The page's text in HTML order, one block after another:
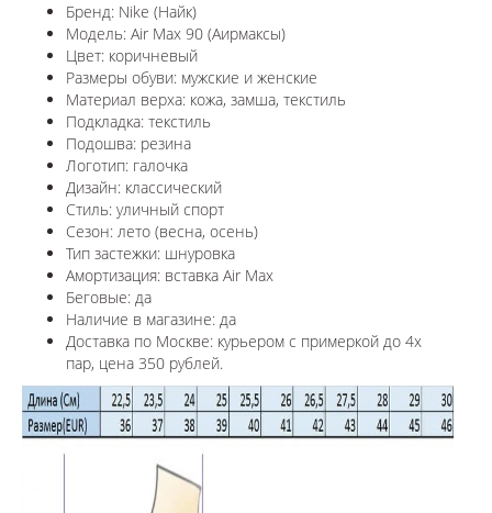
Бренд: Nike (Найк)
Модель: Air Max 90 (Аирмаксы)
Цвет: коричневый
Размеры обуви: мужские и женские
Материал верха: кожа, замша, текстиль
Подкладка: текстиль
Подошва: резина
Логотип: галочка
Дизайн: классический
Стиль: уличный спорт
Сезон: лето (весна, осень)
Тип застежки: шнуровка
Амортизация: вставка Air Max
Беговые: да
Наличие в магазине: да
Доставка по Москве: курьером с примеркой до 4х
пар, цена 350 рублей.